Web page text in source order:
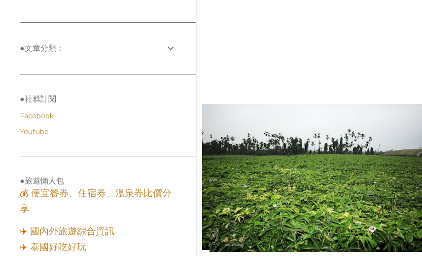
11月 2
8月 29
6月
21
5月 5
3月 3
1月 10
2024
5月 4
4月 1
●文章分類：
●社群訂閱
Facebook
Youtube
●旅遊懶人包
💰 便宜餐券、住宿券、溫泉券比價分
享
✈️ 國內外旅遊綜合資訊
✈️ 泰國好吃好玩